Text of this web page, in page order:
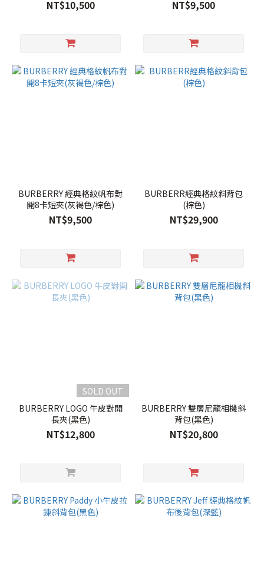
NT$10,500 NT$9,500
BURBERRY 經典格紋帆布對
開8卡短夾(灰褐色/棕色)
NT$9,500
BURBERR經典格紋斜背包
(棕色)
NT$29,900
SOLD OUT
BURBERRY LOGO 牛皮對開
長夾(黑色)
NT$12,800
BURBERRY 雙層尼龍相機斜
背包(黑色)
NT$20,800